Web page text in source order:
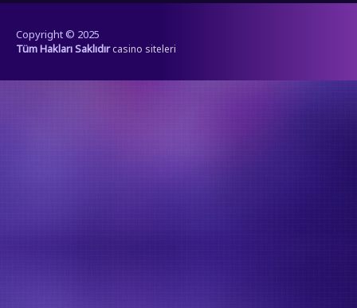
Copyright © 2025
Tüm Hakları Saklıdır casino siteleri